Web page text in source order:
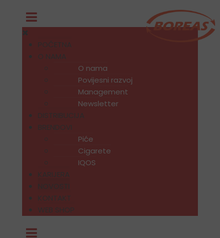
POČETNA
O NAMA
O nama
Povijesni razvoj
Management
Newsletter
DISTRIBUCIJA
BRENDOVI
Piće
Cigarete
IQOS
KARIJERA
NOVOSTI
KONTAKT
WEB SHOP